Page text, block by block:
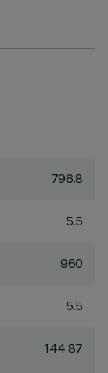
796.8
5.5
960
5.5
144.87